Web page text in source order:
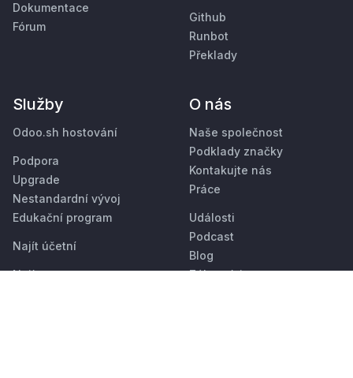
Dokumentace
Fórum
Github
Runbot
Překlady
Služby
Odoo.sh hostování
Podpora
Upgrade
Nestandardní vývoj
Edukační program
Najít účetní
Najít partnera
O nás
Naše společnost
Podklady značky
Kontakujte nás
Práce
Události
Podcast
Blog
Zákazníci